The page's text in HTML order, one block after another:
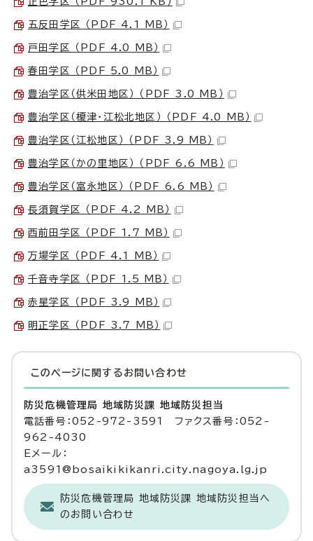
五反田学区 （PDF 4.1 MB）
戸田学区 （PDF 4.0 MB）
春田学区 （PDF 5.0 MB）
豊治学区（供米田地区） （PDF 3.0 MB）
豊治学区（榎津・江松北地区） （PDF 4.0 MB）
豊治学区（江松地区） （PDF 3.9 MB）
豊治学区（かの里地区） （PDF 6.6 MB）
豊治学区（富永地区） （PDF 6.6 MB）
長須賀学区 （PDF 4.2 MB）
西前田学区 （PDF 1.7 MB）
万場学区 （PDF 4.1 MB）
千音寺学区 （PDF 1.5 MB）
赤星学区 （PDF 3.9 MB）
明正学区 （PDF 3.7 MB）
このページに関する お問い合わせ
防災危機管理局 地域防災課 地域防災担当
電話番号：052-972-3591 ファクス番号：052-
962-4030
Eメール：
a3591@bosaikikikanri.city.nagoya.lg.jp
防災危機管理局 地域防災課 地域防災担当へ
のお問い合わせ